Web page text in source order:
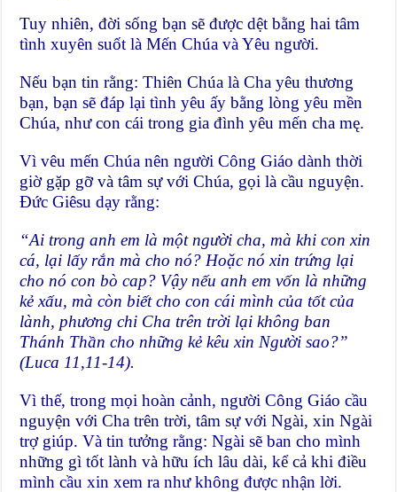
Tuy nhiên, đời sống bạn sẽ được dệt bằng hai tâm
tình xuyên suốt là Mến Chúa và Yêu người.
Nếu bạn tin rằng: Thiên Chúa là Cha yêu thương
bạn, bạn sẽ đáp lại tình yêu ấy bằng lòng yêu mền
Chúa, như con cái trong gia đình yêu mến cha mę.
Vì vêu mến Chúa nên người Công Giáo dành thời
giờ gặp gỡ và tâm sự với Chúa, gọi là cầu nguyện.
Đức Giêsu dạy rằng:
“Ai trong anh em là một người cha, mà khi con xin
cá, lại lấy rắn mà cho nó? Hoặc nó xin trứng lại
cho nó con bò cap? Vậy nếu anh em vốn là những
kẻ xấu, mà còn biết cho con cái mình của tốt của
lành, phương chi Cha trên trời lại không ban
Thánh Thần cho những kẻ kêu xin Người sao?”
(Luca 11,11-14).
Vì thế, trong mọi hoàn cảnh, người Công Giáo cầu
nguyện với Cha trên trời, tâm sự với Ngài, xin Ngài
trợ giúp. Và tin tưởng rằng: Ngài sẽ ban cho mình
những gì tốt lành và hữu ích lâu dài, kể cả khi điều
mình cầu xin xem ra như không được nhận lời.